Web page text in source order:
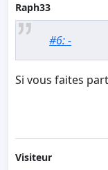
Raph33
#6: -
Si vous faites
Visiteur